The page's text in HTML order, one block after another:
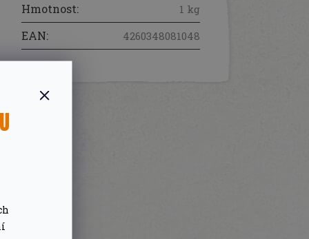
Hmotnost: 1 kg
EAN: 4260348081048